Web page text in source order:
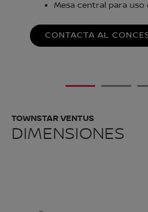
Mesa central para uso
CONTACTA AL
1 2
DIMENSIONES
TOWNSTAR VENTUS